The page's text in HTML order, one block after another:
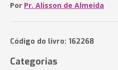
Por Pr. Alisson de Almeida
Código do livro: 162268
Categorias